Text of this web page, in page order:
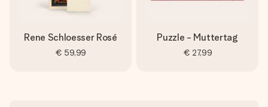
Rene Schloesser Rosé
€ 59,99
Puzzle - Muttertag
€ 27,99